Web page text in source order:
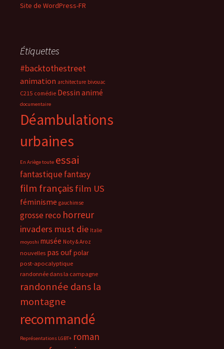
Site de WordPress-FR
Étiquettes
#backtothestreet
animation architecture bivouac
C215 comédie Dessin animé
documentaire
Déambulations
urbaines
En Ariège toute essai
fantastiquefantasy
film français film US
féminisme gauchimse
grosse reco horreur
invaders must die Italie
moyoshi musée Noty & Aroz
nouvelles pas oufpolar
post-apocalyptique
randonnée dans la campagne
randonnée dans la
montagne
recommandé
Représentations LGBT+ roman